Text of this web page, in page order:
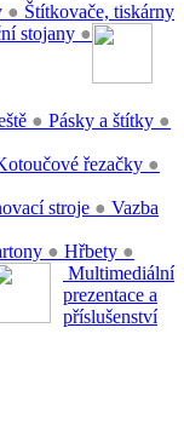
●
stojany ●
Štítkovače, tiskárny
● Pásky a štítky ●
řezačky ●
stroje ● Vazba
● Hřbety ●
Multimediální
prezentace a
příslušenství